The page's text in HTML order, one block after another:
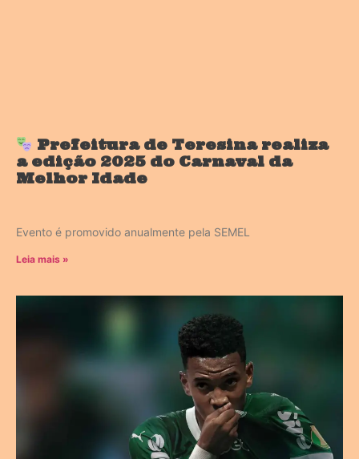
Prefeitura de Teresina realiza
a edição 2025 do Carnaval da
Melhor Idade
Evento é promovido anualmente pela SEMEL
Leia mais »